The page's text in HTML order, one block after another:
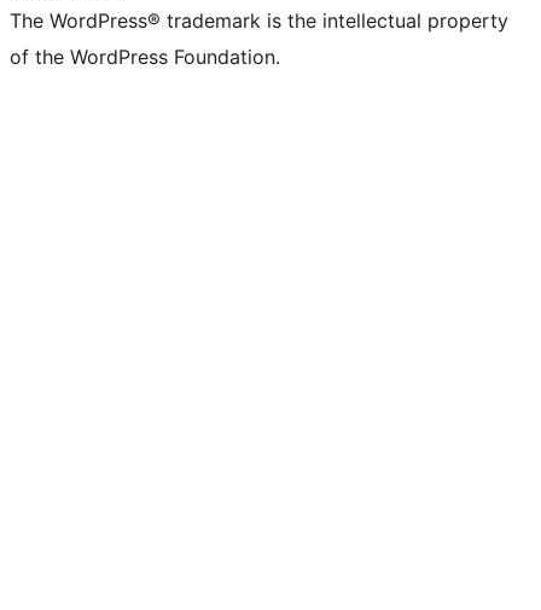
The WordPress® trademark is the intellectual property
of the WordPress Foundation.